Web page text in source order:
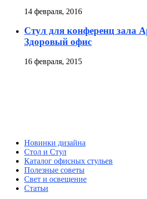
14 февраля, 2016
Стул для конференц зала
Здоровый офис
16 февраля, 2015
Новинки дизайна
Стол и Стул
Каталог офисных стульев
Полезные советы
Свет и освещение
Статьи